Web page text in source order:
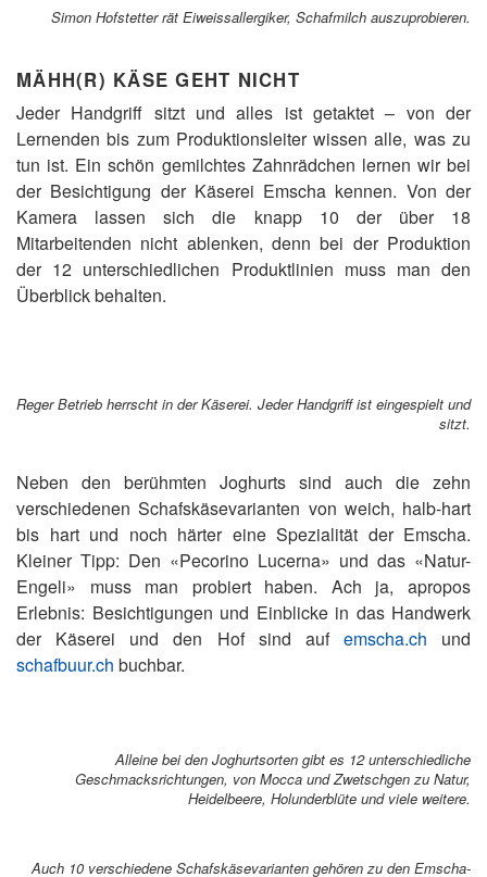
Simon Hofstetter rät Eiweissallergiker, Schafmilch auszuprobieren.
MÄHH(R) KÄSE GEHT NICHT
Jeder Handgriff sitzt und alles ist getaktet – von der
Lernenden bis zum Produktionsleiter wissen alle, was zu
tun ist. Ein schön gemilchtes Zahnrädchen lernen wir bei
der Besichtigung der Käserei Emscha kennen. Von der
Kamera lassen sich die knapp 10 der über 18
Mitarbeitenden nicht ablenken, denn bei der Produktion
der 12 unterschiedlichen Produktlinien muss man den
Überblick behalten.
Reger Betrieb herrscht in der Käserei. Jeder Handgriff ist eingespielt und
sitzt.
Neben den berühmten Joghurts sind auch die zehn
verschiedenen Schafskäsevarianten von weich, halb-hart
bis hart und noch härter eine Spezialität der Emscha.
Kleiner Tipp: Den «Pecorino Lucerna» und das «Natur-
Engeli» muss man probiert haben. Ach ja, apropos
Erlebnis: Besichtigungen und Einblicke in das Handwerk
der Käserei und den Hof sind auf emscha.ch und
schafbuur.ch buchbar.
Alleine bei den Joghurtsorten gibt es 12 unterschiedliche
Geschmacksrichtungen, von Mocca und Zwetschgen zu Natur,
Heidelbeere, Holunderblüte und viele weitere.
Auch 10 verschiedene Schafskäsevarianten gehören zu den Emscha-